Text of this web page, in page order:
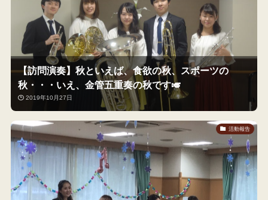
【訪問演奏】秋といえば、食欲の秋、スポーツの
秋・・・いえ、金管五重奏の秋です🎺
2019年10月27日
活動報告